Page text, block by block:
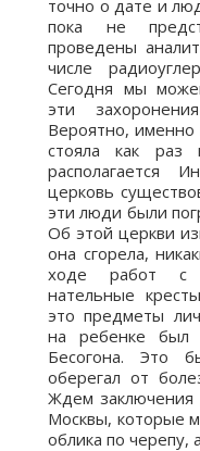
точно о дате и
пока не
проведены
числе
Сегодня мы
эти
Вероятно, именно
стояла как
располагается
церковь
эти люди были
Об этой церкви
она сгорела,
ходе работ с
нательные
это предметы
на ребенке был
Бесогона. Это
оберегал от
Ждем заключения
Москвы, которые
облика по черепу,